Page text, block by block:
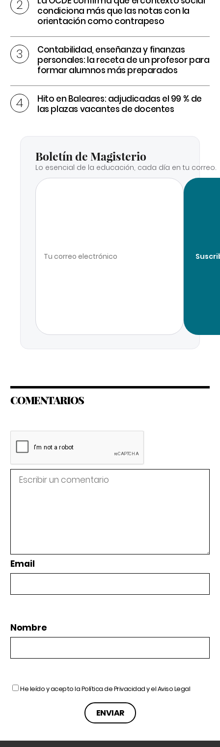
condiciona más que las notas con la
orientación como contrapeso
Contabilidad, enseñanza y finanzas
personales: la receta de un profesor para
formar alumnos más preparados
Hito en Baleares: adjudicadas el 99 % de
las plazas vacantes de docentes
Boletín de Magisterio
Lo esencial de la educación, cada día en tu correo.
COMENTARIOS
Email
Nombre
He leído y acepto laPolítica de Privacidady elAviso Legal